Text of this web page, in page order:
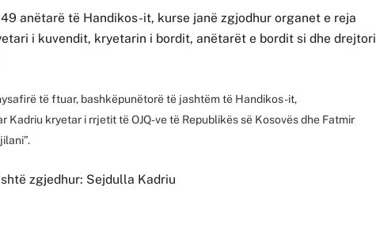
anëtarë të Handikos-it, kurse janë zgjodhur organet e reja
i kuvendit, kryetarin i bordit, anëtarët e bordit si dhe drejtori
të ftuar, bashkëpunëtorë të jashtëm të Handikos-it,
Kadriu kryetar i rrjetit të OJQ-ve të Republikës së Kosovës dhe Fatmir
zgjedhur: Sejdulla Kadriu